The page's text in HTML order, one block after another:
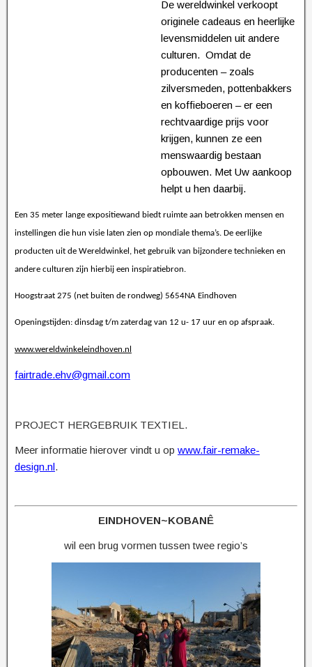
De wereldwinkel verkoopt
originele cadeaus en heerlijke
levensmiddelen uit andere
culturen. Omdat de
producenten – zoals
zilversmeden, pottenbakkers
en koffieboeren – er een
rechtvaardige prijs voor
krijgen, kunnen ze een
menswaardig bestaan
opbouwen. Met Uw aankoop
helpt u hen daarbij.
Een 35 meter lange expositiewand biedt ruimte aan betrokken mensen en
instellingen die hun visie laten zien op mondiale thema’s. De eerlijke
producten uit de Wereldwinkel, het gebruik van bijzondere technieken en
andere culturen zijn hierbij een inspiratiebron.
Hoogstraat 275 (net buiten de rondweg) 5654NA Eindhoven
Openingstijden: dinsdag t/m zaterdag van 12 u- 17 uur en op afspraak.
www.wereldwinkeleindhoven.nl
fairtrade.ehv@gmail.com
PROJECT HERGEBRUIK TEXTIEL.
Meer informatie hierover vindt u op www.fair-remake-
design.nl.
EINDHOVEN~KOBANÊ
wil een brug vormen tussen twee regio’s